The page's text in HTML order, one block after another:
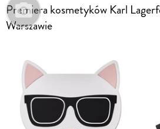
Premiera kosmetyków Karl
Warszawie